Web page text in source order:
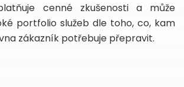
cenné zkušenosti a může
portfolio služeb dle toho, co, kam
zákazník potřebuje přepravit.